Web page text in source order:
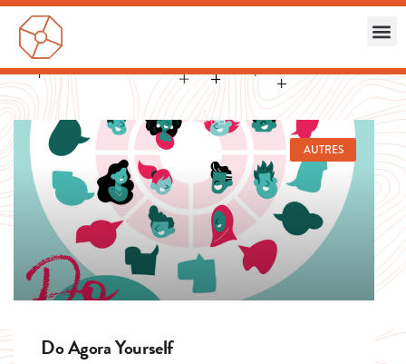
AUTRES
Do Agora Yourself